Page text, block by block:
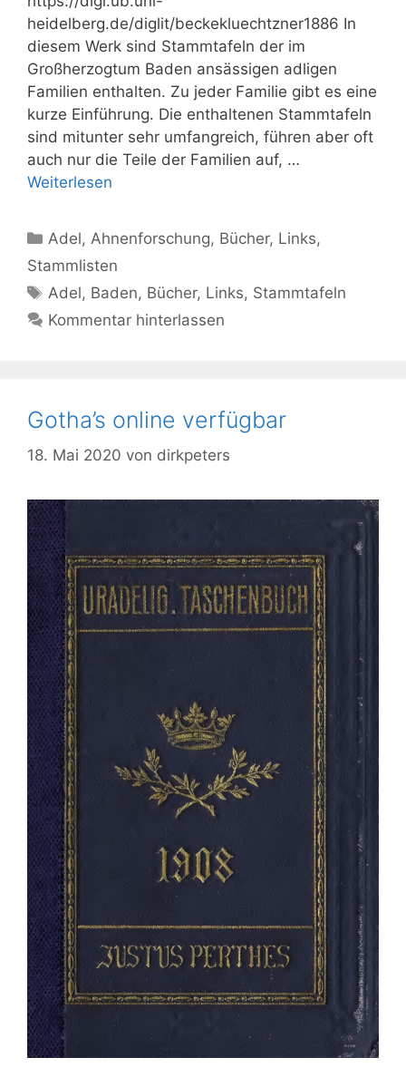
heidelberg.de/diglit/beckekluechtzner1886 In
diesem Werk sind Stammtafeln der im
Großherzogtum Baden ansässigen adligen
Familien enthalten. Zu jeder Familie gibt es eine
kurze Einführung. Die enthaltenen Stammtafeln
sind mitunter sehr umfangreich, führen aber oft
auch nur die Teile der Familien auf, …
Weiterlesen
Kategorien
Adel,Ahnenforschung, Bücher, Links,
Stammlisten
Schlagwörter
Adel, Baden, Bücher, Links, Stammtafeln
Kommentar hinterlassen
Gotha’s online verfügbar
18. Mai 2020 von dirkpeters